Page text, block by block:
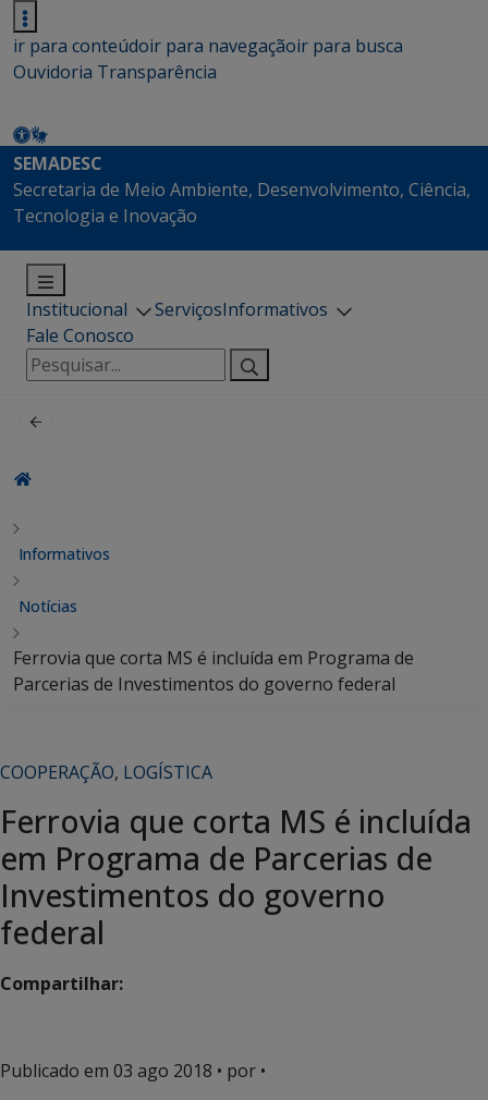
ir para conteúdoir para navegaçãoir para busca
Ouvidoria Transparência
SEMADESC
Secretaria de Meio Ambiente, Desenvolvimento, Ciência,
Tecnologia e Inovação
Institucional ServiçosInformativos
Fale Conosco
Pesquisar
por:
Informativos
Notícias
Ferrovia que corta MS é incluída em Programa de
Parcerias de Investimentos do governo federal
COOPERAÇÃO, LOGÍSTICA
Ferrovia que corta MS é incluída
em Programa de Parcerias de
Investimentos do governo
federal
Compartilhar:
Publicado em 03 ago 2018 • por •